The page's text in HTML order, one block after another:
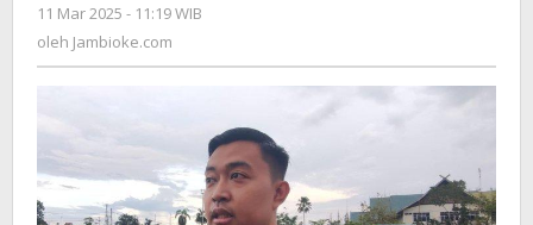
Waspada
11 Mar 2025 - 11:19 WIB
oleh Jambioke.com